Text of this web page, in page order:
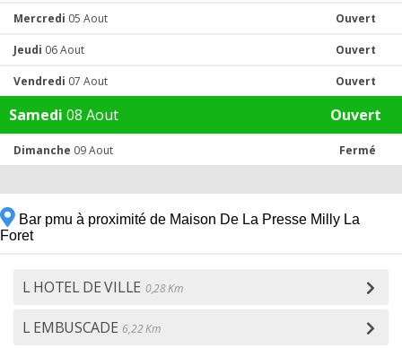
Mercredi 05 Aout Ouvert
Jeudi 06 Aout Ouvert
Vendredi 07 Aout Ouvert
Samedi 08 Aout Ouvert
Dimanche 09 Aout Fermé
Bar pmu à proximité de Maison De La Presse Milly La
Foret
L HOTEL DE VILLE 0,28 Km
L EMBUSCADE 6,22 Km